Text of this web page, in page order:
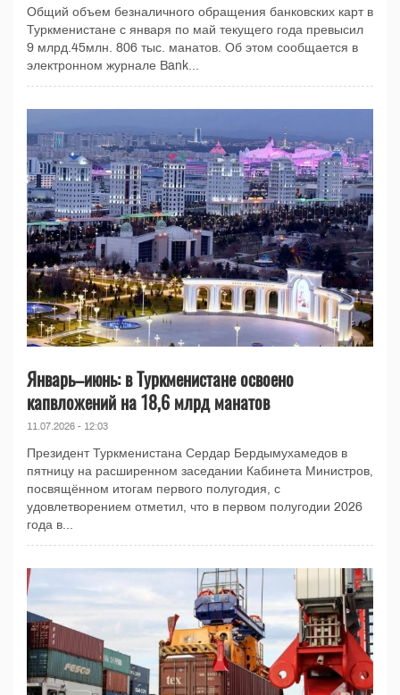
Общий объем безналичного обращения банковских карт в
Туркменистане с января по май текущего года превысил
9 млрд.45млн. 806 тыс. манатов. Об этом сообщается в
электронном журнале Bank...
Январь–июнь: в Туркменистане освоено
капвложений на 18,6 млрд манатов
11.07.2026 - 12:03
Президент Туркменистана Сердар Бердымухамедов в
пятницу на расширенном заседании Кабинета Министров,
посвящённом итогам первого полугодия, с
удовлетворением отметил, что в первом полугодии 2026
года в...